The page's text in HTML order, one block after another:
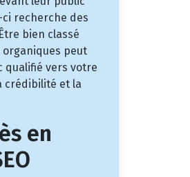
recherche des
bien classé
peut
qualifié vers votre
crédibilité et la
en